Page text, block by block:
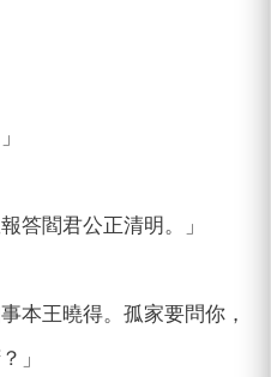
答閻君公正清明。」
本王曉得。孤家要問你，
」